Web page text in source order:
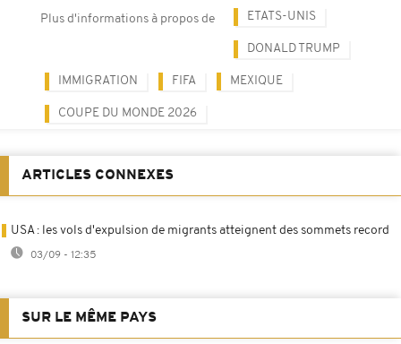
Plus d'informations à propos de ETATS-UNIS
DONALD TRUMP
IMMIGRATION FIFA MEXIQUE
COUPE DU MONDE 2026
ARTICLES CONNEXES
USA : les vols d'expulsion de migrants atteignent des sommets record
03/09 - 12:35
SUR LE MÊME PAYS